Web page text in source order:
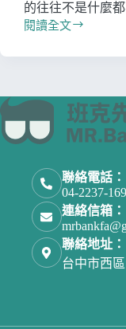
的往往不是什麼
閱讀全文
聯絡電話：
04-2237-
連絡信箱：
聯絡地址：
台中市西